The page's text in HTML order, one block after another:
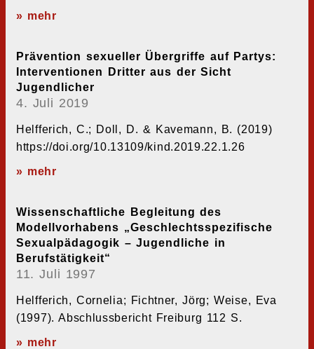
» mehr
Prävention sexueller Übergriffe auf Partys:
Interventionen Dritter aus der Sicht
Jugendlicher
4. Juli 2019
Helfferich, C.; Doll, D. & Kavemann, B. (2019)
https://doi.org/10.13109/kind.2019.22.1.26
» mehr
Wissenschaftliche Begleitung des
Modellvorhabens „Geschlechtsspezifische
Sexualpädagogik – Jugendliche in
Berufstätigkeit“
11. Juli 1997
Helfferich, Cornelia; Fichtner, Jörg; Weise, Eva
(1997). Abschlussbericht Freiburg 112 S.
» mehr